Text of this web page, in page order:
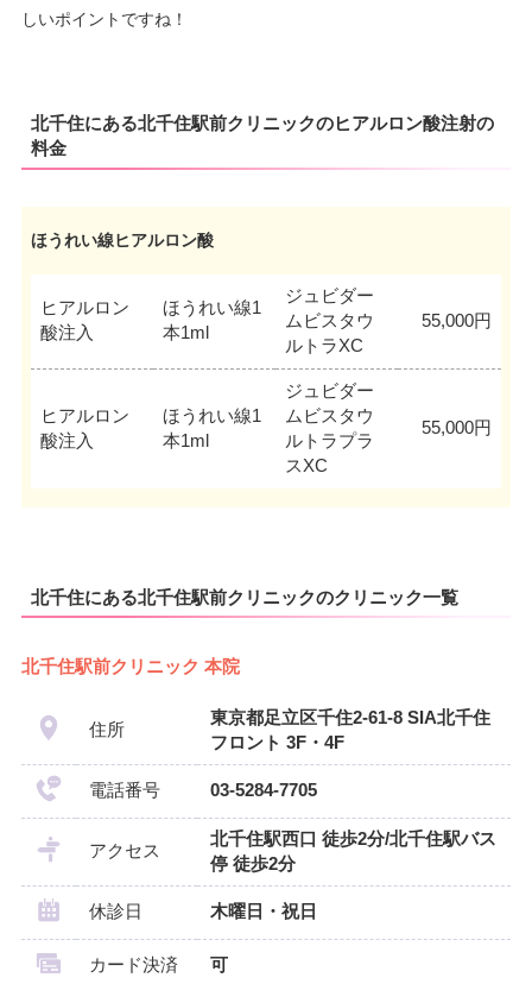
しいポイントですね！
北千住にある北千住駅前クリニックのヒアルロン酸注射の
料金
ほうれい線ヒアルロン酸
ヒアルロン
酸注入
ほうれい線1
本1ml
ジュビダー
ムビスタウ
ルトラXC
55,000円
ヒアルロン
酸注入
ほうれい線1
本1ml
ジュビダー
ムビスタウ
ルトラプラ
スXC
55,000円
北千住にある北千住駅前クリニックのクリニック一覧
北千住駅前クリニック 本院
住所
東京都足立区千住2-61-8 SIA北千住
フロント 3F・4F
電話番号 03-5284-7705
アクセス
北千住駅西口 徒歩2分/北千住駅バス
停 徒歩2分
休診日 木曜日・祝日
カード決済 可